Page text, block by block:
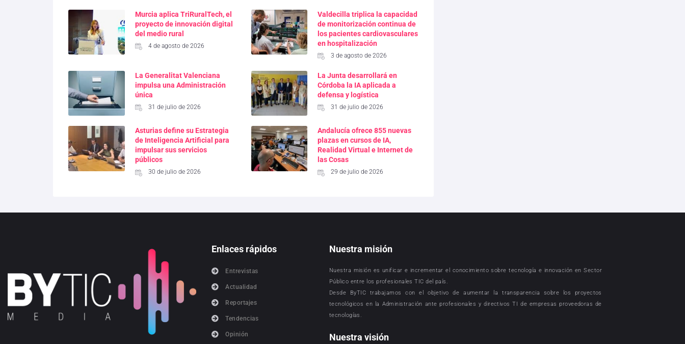
Murcia aplica TriRuralTech, el
proyecto de innovación digital
del medio rural
4 de agosto de 2026
Valdecilla triplica la capacidad
de monitorización continua de
los pacientes cardiovasculares
en hospitalización
3 de agosto de 2026
La Generalitat Valenciana
impulsa una Administración
única
31 de julio de 2026
La Junta desarrollará en
Córdoba la IA aplicada a
defensa y logística
31 de julio de 2026
Asturias define su Estrategia
de Inteligencia Artificial para
impulsar sus servicios
públicos
30 de julio de 2026
Andalucía ofrece 855 nuevas
plazas en cursos de IA,
Realidad Virtual e Internet de
las Cosas
29 de julio de 2026
Enlaces rápidos
Entrevistas
Actualidad
Reportajes
Tendencias
Opinión
Nuestra misión
Nuestra misión es unificar e incrementar el conocimiento sobre tecnología e innovación en Sector
Público entre los profesionales TIC del país.
Desde ByTIC trabajamos con el objetivo de aumentar la transparencia sobre los proyectos
tecnológicos en la Administración ante profesionales y directivos TI de empresas proveedoras de
tecnologías.
Nuestra visión